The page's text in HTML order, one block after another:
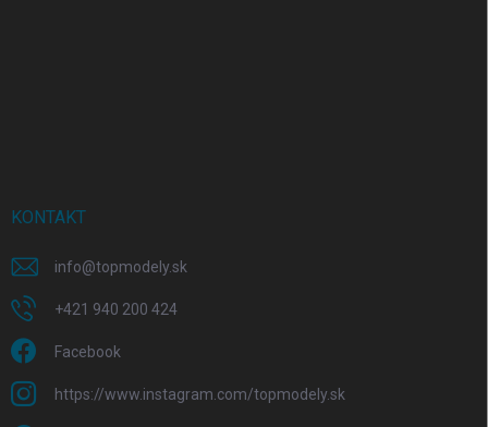
KONTAKT
info@topmodely.sk
+421 940 200 424
Facebook
https://www.instagram.com/topmodely.sk